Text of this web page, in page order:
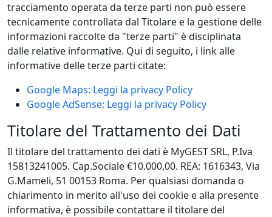
tracciamento operata da terze parti non può essere
tecnicamente controllata dal Titolare e la gestione delle
informazioni raccolte da "terze parti" è disciplinata
dalle relative informative. Qui di seguito, i link alle
informative delle terze parti citate:
Google Maps: Leggi la privacy Policy
Google AdSense: Leggi la privacy Policy
Titolare del Trattamento dei Dati
Il titolare del trattamento dei dati è MyGEST SRL, P.Iva
15813241005. Cap.Sociale €10.000,00. REA: 1616343, Via
G.Mameli, 51 00153 Roma. Per qualsiasi domanda o
chiarimento in merito all'uso dei cookie e alla presente
informativa, è possibile contattare il titolare del